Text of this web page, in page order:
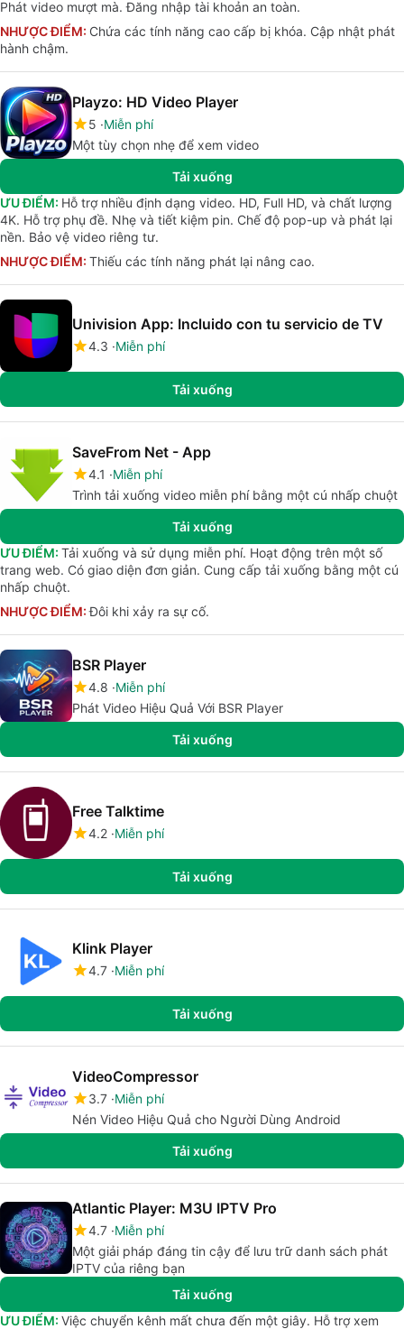
Phát video mượt mà. Đăng nhập tài khoản an toàn.
NHƯỢC ĐIỂM: Chứa các tính năng cao cấp bị khóa. Cập nhật phát
hành chậm.
Playzo: HD Video Player
5 Miễn phí
Một tùy chọn nhẹ để xem video
Tải xuống
ƯU ĐIỂM: Hỗ trợ nhiều định dạng video. HD, Full HD, và chất lượng
4K. Hỗ trợ phụ đề. Nhẹ và tiết kiệm pin. Chế độ pop-up và phát lại
nền. Bảo vệ video riêng tư.
NHƯỢC ĐIỂM: Thiếu các tính năng phát lại nâng cao.
Univision App: Incluido con tu servicio de TV
4.3 Miễn phí
Tải xuống
SaveFrom Net - App
4.1
Miễn phí
Trình tải xuống video miễn phí bằng một cú nhấp chuột
Tải xuống
ƯU ĐIỂM: Tải xuống và sử dụng miễn phí. Hoạt động trên một số
trang web. Có giao diện đơn giản. Cung cấp tải xuống bằng một cú
nhấp chuột.
NHƯỢC ĐIỂM:Đôi khi xảy ra sự cố.
BSR Player
4.8 Miễn phí
Phát Video Hiệu Quả Với BSR Player
Tải xuống
Free Talktime
4.2 Miễn phí
Tải xuống
Klink Player
4.7 Miễn phí
Tải xuống
VideoCompressor
3.7 Miễn phí
Nén Video Hiệu Quả cho Người Dùng Android
Tải xuống
Atlantic Player: M3U IPTV Pro
4.7 Miễn phí
Một giải pháp đáng tin cậy để lưu trữ danh sách phát
IPTV của riêng bạn
Tải xuống
ƯU ĐIỂM: Việc chuyển kênh mất chưa đến một giây. Hỗ trợ xem